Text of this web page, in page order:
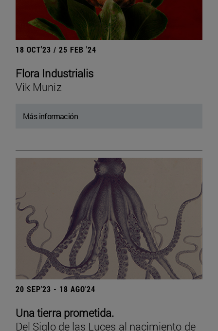
18 OCT'23 / 25 FEB '24
Flora Industrialis
Vik Muniz
Más información
20 SEP'23 - 18 AGO'24
Una tierra prometida.
Del Siglo de las Luces al nacimiento de